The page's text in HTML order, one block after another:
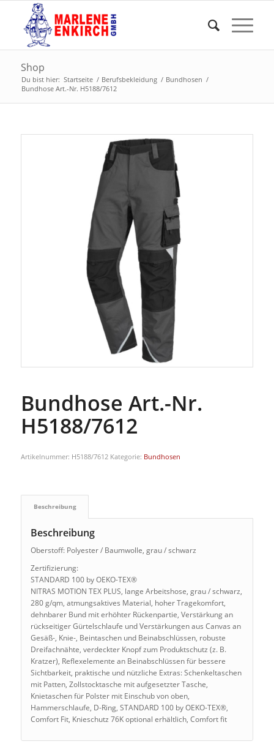
Shop
Du bist hier: Startseite / Berufsbekleidung / Bundhosen /
Bundhose Art.-Nr. H5188/7612
Bundhose Art.-Nr.
H5188/7612
Artikelnummer: H5188/7612 Kategorie: Bundhosen
Beschreibung
Beschreibung
Oberstoff: Polyester / Baumwolle, grau / schwarz
Zertifizierung:
STANDARD 100 by OEKO-TEX®
NITRAS MOTION TEX PLUS, lange Arbeitshose, grau / schwarz,
280 g/qm, atmungsaktives Material, hoher Tragekomfort,
dehnbarer Bund mit erhöhter Rückenpartie, Verstärkung an
rückseitiger Gürtelschlaufe und Verstärkungen aus Canvas an
Gesäß-, Knie-, Beintaschen und Beinabschlüssen, robuste
Dreifachnähte, verdeckter Knopf zum Produktschutz (z. B.
Kratzer), Reflexelemente an Beinabschlüssen für bessere
Sichtbarkeit, praktische und nützliche Extras: Schenkeltaschen
mit Patten, Zollstocktasche mit aufgesetzter Tasche,
Knietaschen für Polster mit Einschub von oben,
Hammerschlaufe, D-Ring, STANDARD 100 by OEKO-TEX®,
Comfort Fit, Knieschutz 76K optional erhältlich, Comfort fit